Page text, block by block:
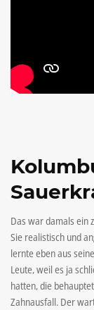
Das war damals ein
Sie realistisch und
lernte eben aus
Leute, weil es ja
hatten, die
Zahnausfall. Der